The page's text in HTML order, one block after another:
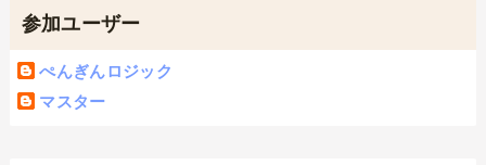
参加ユーザー
ぺんぎんロジック
マスター